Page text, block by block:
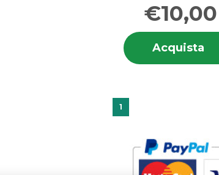
€10,00
Acquista
1